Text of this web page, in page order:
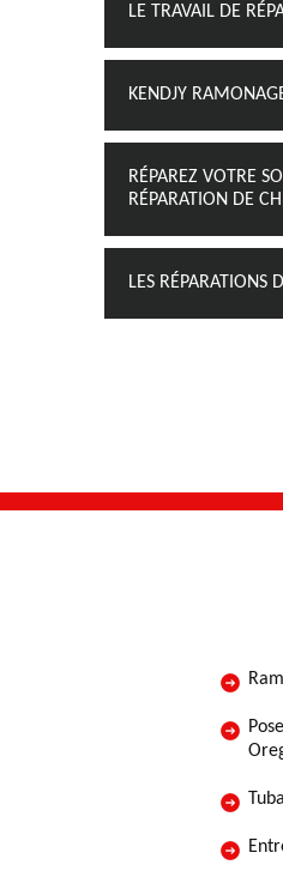
LE TRAVAIL DE
KENDJY
RÉPAREZ VOTRE
RÉPARATION DE
LES RÉPARATIONS